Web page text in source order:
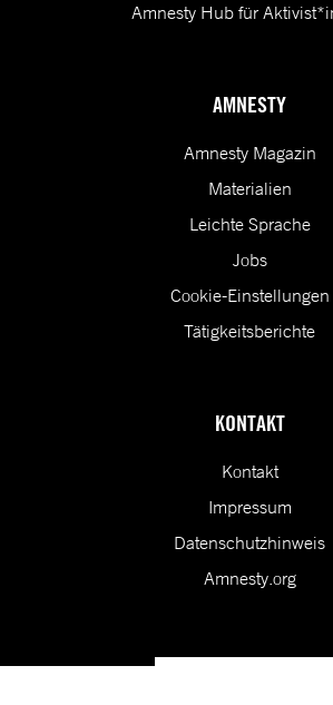
Amnesty Hub für
AMNESTY
Amnesty Magazin
Materialien
Leichte Sprache
Jobs
Cookie-Einstellungen
Tätigkeitsberichte
KONTAKT
Kontakt
Impressum
Datenschutzhinweis
Amnesty.org